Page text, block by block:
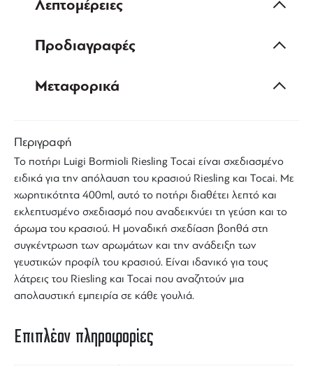
Λεπτομέρειες
Προδιαγραφές
Μεταφορικά
Περιγραφή
Το ποτήρι Luigi Bormioli Riesling Tocai είναι σχεδιασμένο
ειδικά για την απόλαυση του κρασιού Riesling και Tocai. Με
χωρητικότητα 400ml, αυτό το ποτήρι διαθέτει λεπτό και
εκλεπτυσμένο σχεδιασμό που αναδεικνύει τη γεύση και το
άρωμα του κρασιού. Η μοναδική σχεδίαση βοηθά στη
συγκέντρωση των αρωμάτων και την ανάδειξη των
γευστικών προφίλ του κρασιού. Είναι ιδανικό για τους
λάτρεις του Riesling και Tocai που αναζητούν μια
απολαυστική εμπειρία σε κάθε γουλιά.
Επιπλέον πληροφορίες